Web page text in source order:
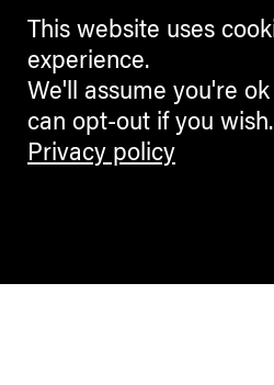
This website uses
experience.
We'll assume you're
can opt-out if you wish.
Privacy policy